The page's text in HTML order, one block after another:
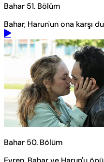
Bahar 51. Bölüm
Bahar, Harun'un ona karşı
Bahar 50. Bölüm